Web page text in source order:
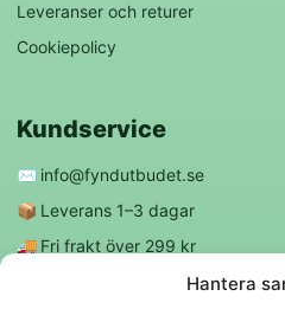
Hantera
Leveranser och returer
Cookiepolicy
Kundservice
✉️ info@fyndutbudet.se
📦 Leverans 1–3 dagar
🚚 Fri frakt över 299 kr